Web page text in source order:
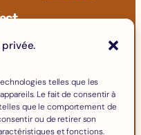
telles que les
Le fait de consentir à
que le comportement de
ou de retirer son
et fonctions.